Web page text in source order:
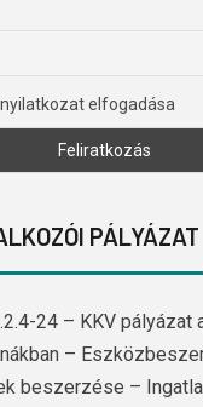
elfogadása
PÁLYÁZAT
24 – KKV pályázat
–
beszerzése –